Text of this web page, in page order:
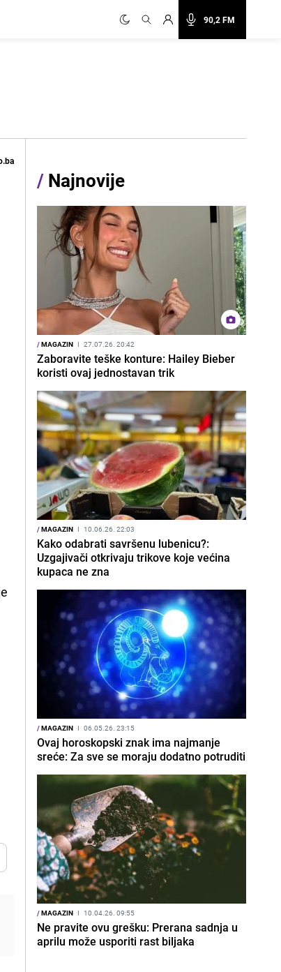
90,2 FM
/ Najnovije
/MAGAZIN I 27.07.26. 20:42
Zaboravite teške konture: Hailey Bieber
koristi ovaj jednostavan trik
/MAGAZIN I 10.06.26. 22:03
Kako odabrati savršenu lubenicu?:
Uzgajivači otkrivaju trikove koje većina
kupaca ne zna
/MAGAZIN I 06.05.26. 23:15
Ovaj horoskopski znak ima najmanje
sreće: Za sve se moraju dodatno potruditi
/MAGAZIN I 10.04.26. 09:55
Ne pravite ovu grešku: Prerana sadnja u
aprilu može usporiti rast biljaka